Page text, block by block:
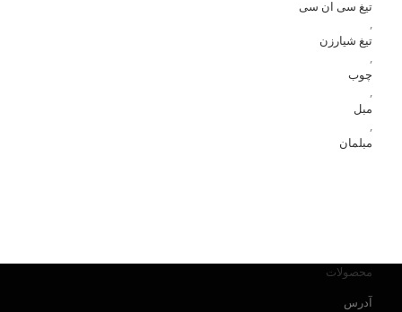
تیغ سی ان سی
,
تیغ شیارزن
,
چوب
,
مبل
,
مبلمان
محصولات
آدرس